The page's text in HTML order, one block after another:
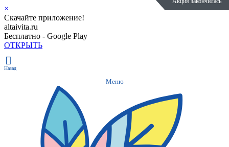
×
Скачайте приложение!
altaivita.ru
Бесплатно - Google Play
ОТКРЫТЬ
Назад
Меню